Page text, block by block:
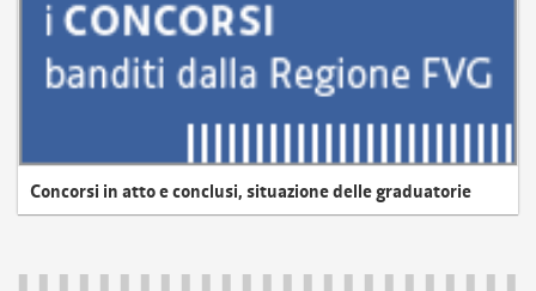
Concorsi in atto e conclusi, situazione delle graduatorie